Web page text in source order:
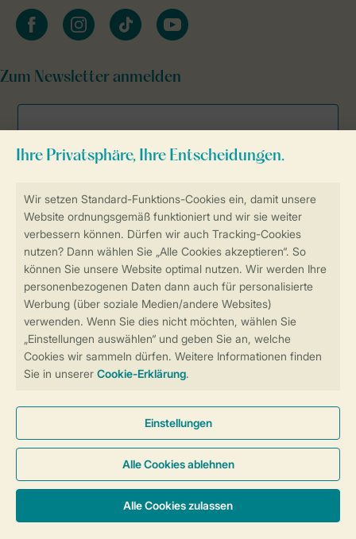
Sicherstellung Deiner Privatsphäre
Weitere Informationen und Einstellungen
Sicher und schnell zur Online-Buchung
Sichere Datenübertragung
Sicheres Bezahlen
facebookinstagramtiktok youtube
Zum Newsletter anmelden
Allgemeine Bedingungen Impressum
Cookies und Banner
Barrierefreiheit